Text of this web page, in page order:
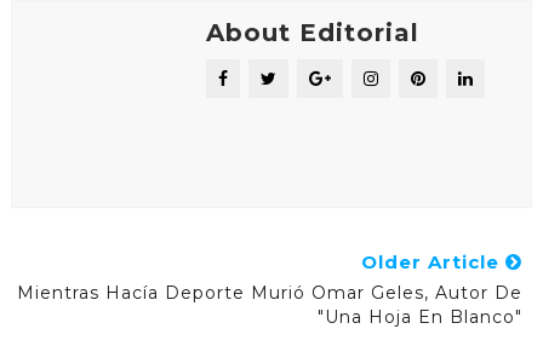
About Editorial
Older Article
Mientras Hacía Deporte Murió Omar Geles, Autor De
"Una Hoja En Blanco"